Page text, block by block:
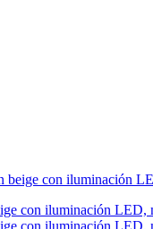
beige con iluminación